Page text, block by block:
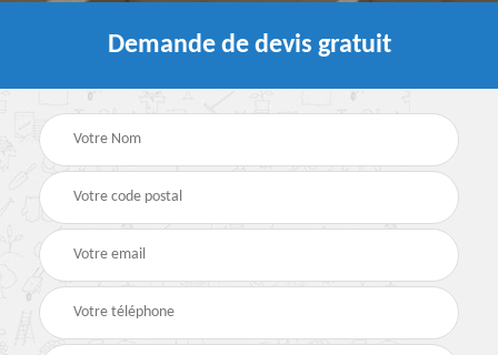
Demande de devis gratuit